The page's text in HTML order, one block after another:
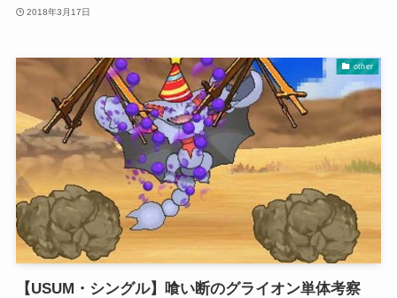
2018年3月17日
other
【USUM・シングル】喰い断のグライオン単体考察